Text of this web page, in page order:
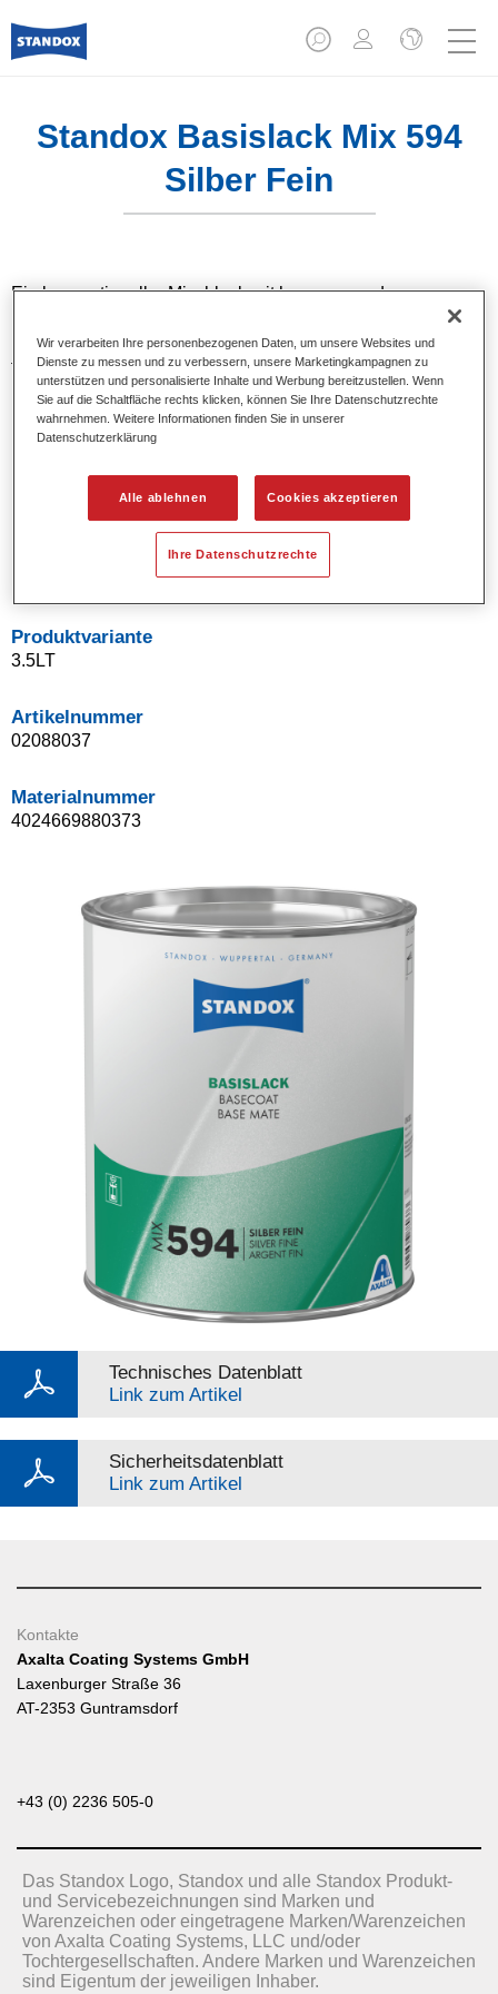
Standox Basislack Mix 594
Silber Fein
Ein konventioneller Mischlack mit hervorragendem
Füllvermögen und guter Deckkraft. Besticht durch optimale
Farbtongenauigkeit und lässt sich leicht beilackieren. Ideal
für die professionelle Autoreparaturlackierung.
Produktmerkmale
Ausgezeichnete Farbtongenauigkeit.
Uni-, Metallic-, Pearl-Farbtöne.
Hervorragendes Füllvermögen.
Gutes Deckvermögen.
Produktvariante
3.5LT
Artikelnummer
02088037
Materialnummer
4024669880373
Technisches Datenblatt
Link zum Artikel
Sicherheitsdatenblatt
Link zum Artikel
Kontakte
Axalta Coating Systems GmbH
Laxenburger Straße 36
AT-2353 Guntramsdorf
+43 (0) 2236 505-0
Das Standox Logo, Standox und alle Standox Produkt-
und Servicebezeichnungen sind Marken und
Warenzeichen oder eingetragene Marken/Warenzeichen
von Axalta Coating Systems, LLC und/oder
Tochtergesellschaften. Andere Marken und Warenzeichen
sind Eigentum der jeweiligen Inhaber.
Wir verarbeiten Ihre personenbezogenen Daten, um unsere Websites und
Dienste zu messen und zu verbessern, unsere Marketingkampagnen zu
unterstützen und personalisierte Inhalte und Werbung bereitzustellen. Wenn
Sie auf die Schaltfläche rechts klicken, können Sie Ihre Datenschutzrechte
wahrnehmen. Weitere Informationen finden Sie in unserer
Datenschutzerklärung
Alle ablehnen Cookies akzeptieren
Ihre Datenschutzrechte